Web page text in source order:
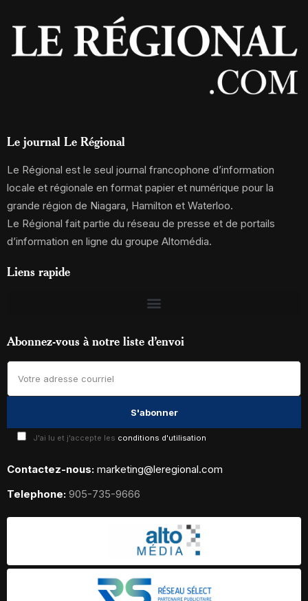
Le journal Le Régional
Le Régional est le seul journal francophone d’information
locale et régionale en format papier et numérique pour la
grande région de Niagara, Hamilton et Waterloo.
Le Régional fait partie du réseau de presse et de portails
d’information en ligne du groupe Altomédia.
Liens rapide
Abonnez-vous à notre liste d’envoi
J'ai lu et j'accepte les conditions d'utilisation
Contactez-nous: marketing@leregional.com
Telephone: 905-735-9666